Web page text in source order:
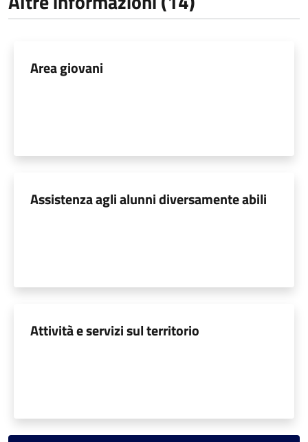
Area giovani
Assistenza agli alunni diversamente abili
Attività e servizi sul territorio